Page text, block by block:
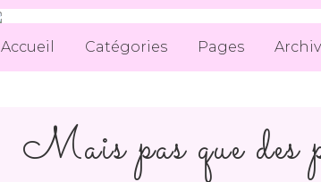
Accueil Catégories Pages
Mais pas que des